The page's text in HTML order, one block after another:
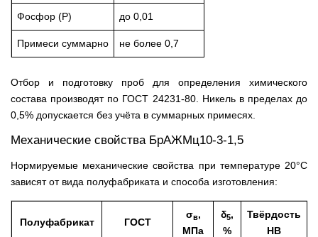
Фосфор (P) до 0,01
Примеси суммарно не более 0,7
Отбор и подготовку проб для определения химического
состава производят по ГОСТ 24231-80. Никель в пределах до
0,5% допускается без учёта в суммарных примесях.
Механические свойства БрАЖМц10-3-1,5
Нормируемые механические свойства при температуре 20°C
зависят от вида полуфабриката и способа изготовления:
Полуфабрикат ГОСТ
σв,
МПа
δ5,
%
Твёрдость
HB